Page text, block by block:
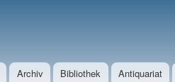
Archiv Bibliothek Antiquariat